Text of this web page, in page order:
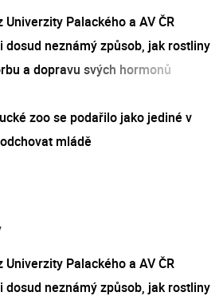
Univerzity Palackého a AV ČR
dosud neznámý způsob, jak rostliny
a dopravu svých hormonů
zoo se podařilo jako jediné v
mládě
Univerzity Palackého a AV ČR
dosud neznámý způsob, jak rostliny